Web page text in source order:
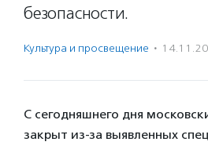
безопасности.
Культура и просвещение ·
С сегодняшнего дня
закрыт из-за выявленных